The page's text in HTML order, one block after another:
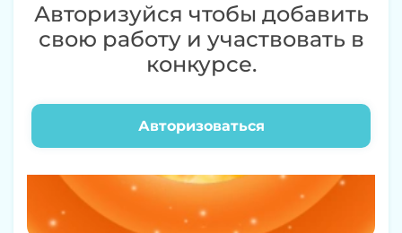
Авторизуйся чтобы добавить
свою работу и участвовать в
конкурсе.
Авторизоваться